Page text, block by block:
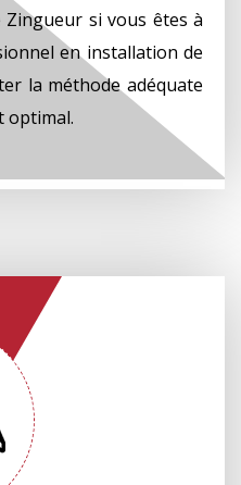
si vous êtes à
en installation de
la méthode adéquate
optimal.